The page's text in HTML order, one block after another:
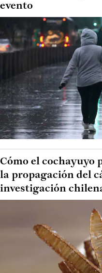
evento
Cómo el cochayuyo
la propagación del
investigación